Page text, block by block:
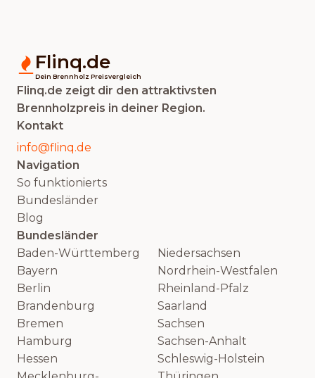
Flinq.de
Dein Brennholz Preisvergleich
Flinq.de zeigt dir den attraktivsten
Brennholzpreis in deiner Region.
Kontakt
info@flinq.de
Navigation
So funktionierts
Bundesländer
Blog
Bundesländer
Baden-Württemberg
Bayern
Berlin
Brandenburg
Bremen
Hamburg
Hessen
Niedersachsen
Nordrhein-Westfalen
Rheinland-Pfalz
Saarland
Sachsen
Sachsen-Anhalt
Schleswig-Holstein